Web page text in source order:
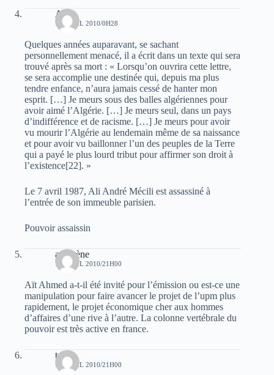
Ali
12 AVRIL 2010/0H28
Quelques années auparavant, se sachant
personnellement menacé, il a écrit dans un texte qui sera
trouvé après sa mort : « Lorsqu’on ouvrira cette lettre,
se sera accomplie une destinée qui, depuis ma plus
tendre enfance, n’aura jamais cessé de hanter mon
esprit. […] Je meurs sous des balles algériennes pour
avoir aimé l’Algérie. […] Je meurs seul, dans un pays
d’indifférence et de racisme. […] Je meurs pour avoir
vu mourir l’Algérie au lendemain même de sa naissance
et pour avoir vu baillonner l’un des peuples de la Terre
qui a payé le plus lourd tribut pour affirmer son droit à
l’existence[22]. »
Le 7 avril 1987, Ali André Mécili est assassiné à
l’entrée de son immeuble parisien.
Pouvoir assaissin
assènène
12 AVRIL 2010/21H00
Aït Ahmed a-t-il été invité pour l’émission ou est-ce une
manipulation pour faire avancer le projet de l’upm plus
rapidement, le projet économique cher aux hommes
d’affaires d’une rive à l’autre. La colonne vertébrale du
pouvoir est très active en france.
tata
12 AVRIL 2010/21H00